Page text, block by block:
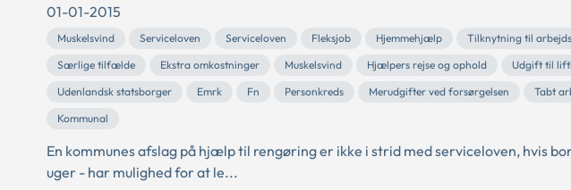
01-01-2015
Muskelsvind Serviceloven Serviceloven Fleksjob Hjemmehjælp Tilknytning til
Særlige tilfælde
Ekstra omkostninger Muskelsvind Hjælpers rejse og ophold Udgift til
Udenlandsk statsborger
Emrk Fn Personkreds Merudgifter ved forsørgelsen Tabt
Kommunal
En kommunes afslag på hjælp til rengøring er ikke i strid med serviceloven, hvis
uger - har mulighed for at le...